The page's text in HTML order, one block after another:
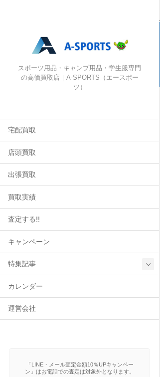
: Undefined array key
スポーツ用品・キャンプ用品・学生服専門
の高価買取店｜A-SPORTS（エースポー
ツ）
宅配買取
店頭買取
出張買取
買取実績
査定する!!
キャンペーン
特集記事
カレンダー
運営会社
「LINE・メール査定金額10％UPキャンペー
ン」はお電話での査定は対象外となります。